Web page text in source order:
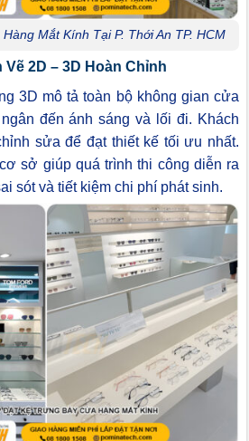
Mắt Kính Tại P. Thới An TP. HCM
2D – 3D Hoàn Chỉnh
3D mô tả toàn bộ không gian cửa
đến ánh sáng và lối đi. Khách
sửa để đạt thiết kế tối ưu nhất.
sở giúp quá trình thi công diễn ra
sót và tiết kiệm chi phí phát sinh.